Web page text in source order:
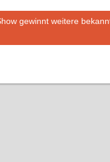
gewinnt weitere